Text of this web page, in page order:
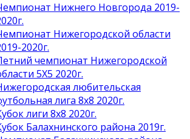
Нижнего Новгорода 2019-
Нижегородской области
2020г.
чемпионат Нижегородской
5Х5 2020г.
любительская
лига 8х8 2020г.
лиги 8х8 2020г.
Балахнинского района 2019г.